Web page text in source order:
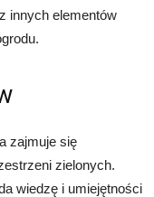
innych elementów
zajmuje się
zielonych.
wiedzę i umiejętności